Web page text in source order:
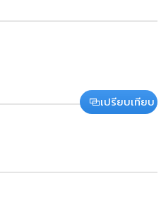
เปรียบเทียบ